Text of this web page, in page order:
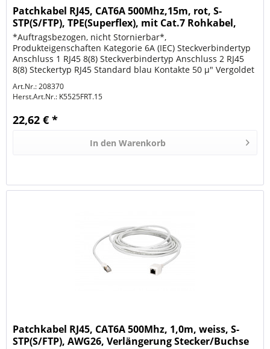
Patchkabel RJ45, CAT6A 500Mhz,15m, rot, S-
STP(S/FTP), TPE(Superflex), mit Cat.7 Rohkabel,
*Auftragsbezogen, nicht Stornierbar*,
Produkteigenschaften Kategorie 6A (IEC) Steckverbindertyp
Anschluss 1 RJ45 8(8) Steckverbindertyp Anschluss 2 RJ45
8(8) Steckertyp RJ45 Standard blau Kontakte 50 µ" Vergoldet
Art.Nr.: 208370
Herst.Art.Nr.: K5525FRT.15
22,62 € *
In den Warenkorb
Patchkabel RJ45, CAT6A 500Mhz, 1,0m, weiss, S-
STP(S/FTP), AWG26, Verlängerung Stecker/Buchse